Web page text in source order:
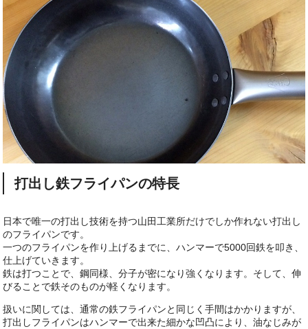
打出し鉄フライパンの特長
日本で唯一の打出し技術を持つ山田工業所だけでしか作れない打出し
のフライパンです。
一つのフライパンを作り上げるまでに、ハンマーで5000回鉄を叩き、
仕上げていきます。
鉄は打つことで、鋼同様、分子が密になり強くなります。そして、伸
びることで鉄そのものが軽くなります。
扱いに関しては、通常の鉄フライパンと同じく手間はかかりますが、
打出しフライパンはハンマーで出来た細かな凹凸により、油なじみが